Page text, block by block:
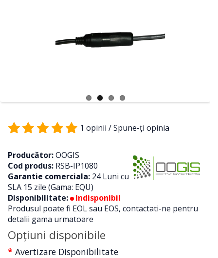
1 opinii /Spune-ţi opinia
Producător:OOGIS
Cod produs: RSB-IP1080
Garantie comerciala: 24 Luni cu
SLA 15 zile (Gama: EQU)
Disponibilitate:
Indisponibil
Produsul poate fi EOL sau EOS, contactati-ne pentru
detalii gama urmatoare
Opţiuni disponibile
Avertizare Disponibilitate